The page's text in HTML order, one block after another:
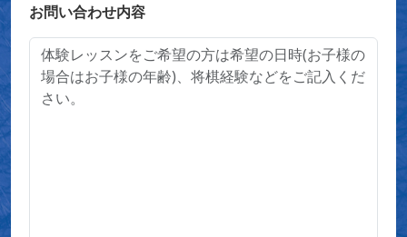
お問い合わせ内容